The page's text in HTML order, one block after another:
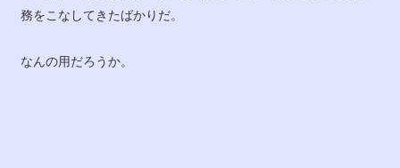
務をこなしてきたばかりだ。
なんの用だろうか。